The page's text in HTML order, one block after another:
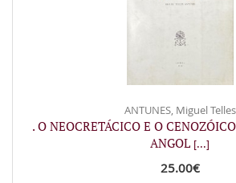
ANTUNES, Miguel Telles
. O NEOCRETÁCICO E O
ANGOL [...]
25.00€